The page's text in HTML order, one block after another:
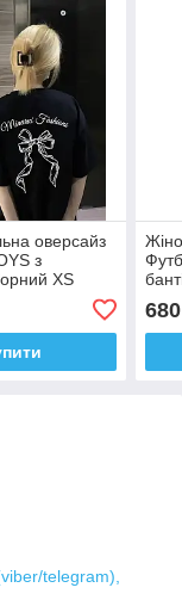
оверсайз
з
XS
680
telegram),